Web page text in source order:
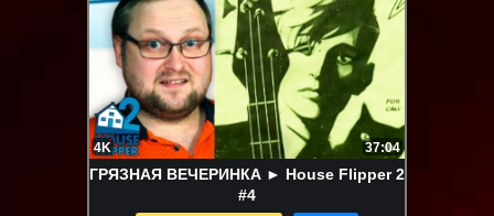
4K 37:04
ГРЯЗНАЯ ВЕЧЕРИНКА ► House Flipper 2
#4